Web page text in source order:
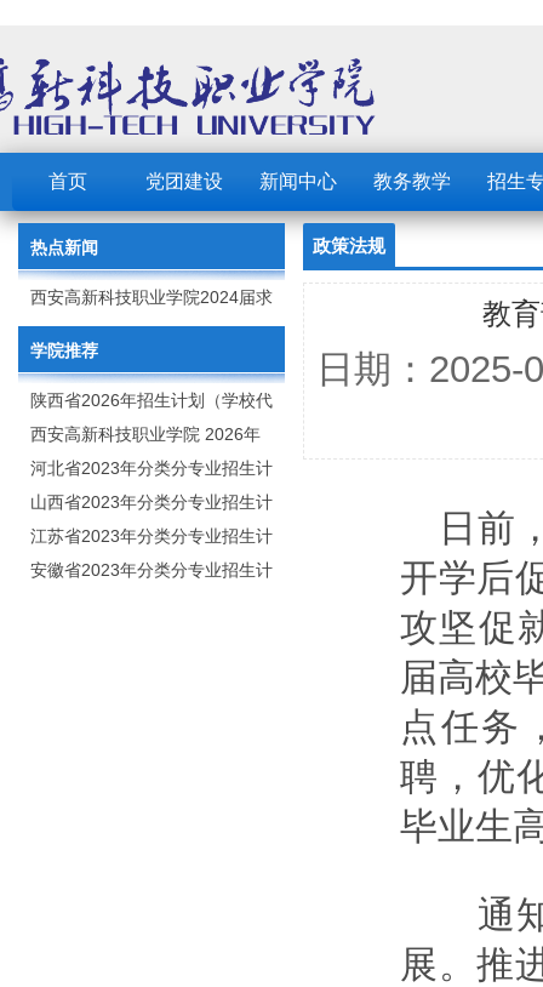
首页 党团建设 新闻中心 教务教学 招生
热点新闻
西安高新科技职业学院2024届求
职创业补贴的公示
学院推荐
陕西省2026年招生计划（学校代
码：8103）
西安高新科技职业学院 2026年
招生章程
河北省2023年分类分专业招生计
划（院校代号：1889）
山西省2023年分类分专业招生计
划（院校代号：5560）
江苏省2023年分类分专业招生计
划（院校代号：8931）
安徽省2023年分类分专业招生计
政策法规
教
日期：
日前
开学后
攻坚促
届高校
点任务
聘，优
毕业生
通知
展。推